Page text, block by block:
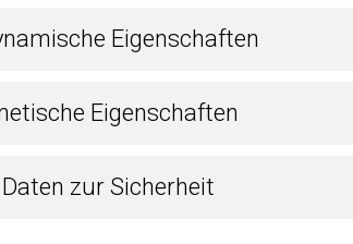
Eigenschaften
Eigenschaften
zur Sicherheit